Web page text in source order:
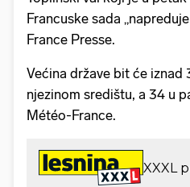
Francuske sada
France Presse.
Većina države bit će iznad
njezinom središtu, a 34 u
Météo-France.